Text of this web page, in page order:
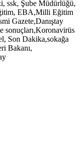
ssk, Şube Müdürlüğü,
EBA,Milli Eğitim
Gazete,Danıştay
sonuçları,Koronavirüs
Son Dakika,sokağa
Bakanı,